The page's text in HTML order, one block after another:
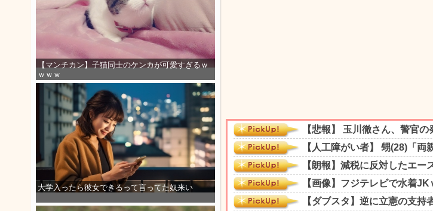
【マンチカン】子猫同士のケンカが可愛すぎるｗ
ｗｗｗ
大学入ったら彼女できるって言ってた奴来い